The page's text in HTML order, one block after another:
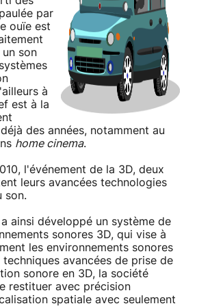
par
ouïe est
son
à
est à la
des années, notamment au
home cinema.
l'événement de la 3D, deux
leurs avancées technologies
son.
ainsi développé un système de
sonores 3D, qui vise à
les environnements sonores
techniques avancées de prise de
sonore en 3D, la société
restituer avec précision
spatiale avec seulement